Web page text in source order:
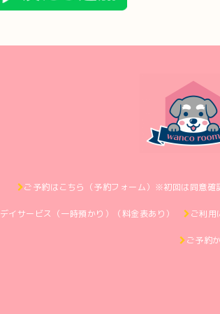
ご予約はこちら（予約フォーム）※初回は同意確
デイサービス（一時預かり）（料金表あり） ご利用
ご予約